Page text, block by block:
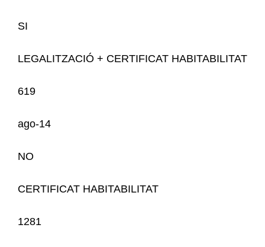
SI
LEGALITZACIÓ + CERTIFICAT HABITABILITAT
619
ago-14
NO
CERTIFICAT HABITABILITAT
1281